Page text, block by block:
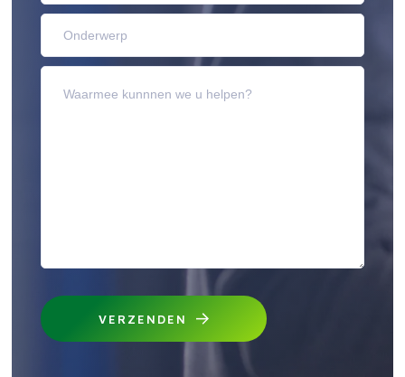
VERZENDEN